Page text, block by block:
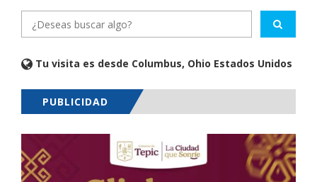
Tu visita es desde Columbus, Ohio Estados Unidos
PUBLICIDAD